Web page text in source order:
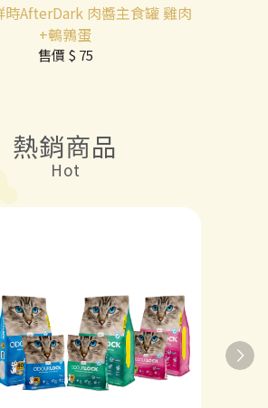
時AfterDark 肉醬主食罐 雞肉
+鵪鶉蛋
售價 $ 75
熱銷商品
Hot